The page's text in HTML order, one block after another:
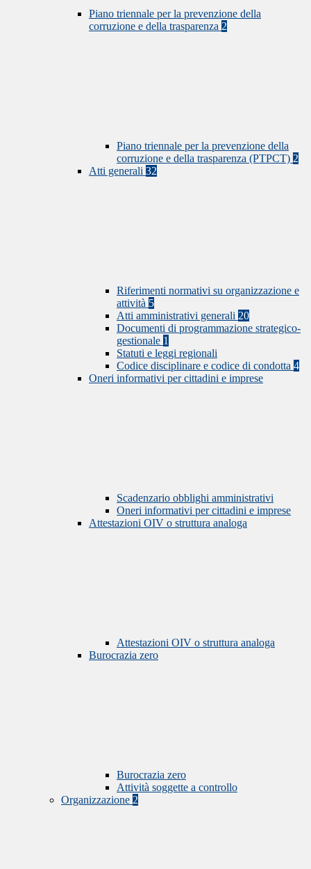
Piano triennale per la prevenzione della
corruzione e della trasparenza 2
Piano triennale per la prevenzione della
corruzione e della trasparenza (PTPCT) 2
Atti generali 32
Riferimenti normativi su organizzazione e
attività 5
Atti amministrativi generali 20
Documenti di programmazione strategico-
gestionale 1
Statuti e leggi regionali
Codice disciplinare e codice di condotta 4
Oneri informativi per cittadini e imprese
Scadenzario obblighi amministrativi
Oneri informativi per cittadini e imprese
Attestazioni OIV o struttura analoga
Attestazioni OIV o struttura analoga
Burocrazia zero
Burocrazia zero
Attività soggette a controllo
Organizzazione 2